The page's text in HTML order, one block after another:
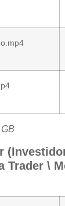
Trader \